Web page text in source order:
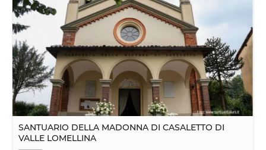
SANTUARIO DELLA MADONNA DI CASALETTO DI
VALLE LOMELLINA